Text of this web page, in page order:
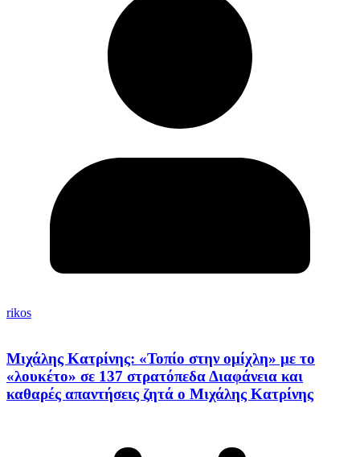
rikos
Μιχάλης Κατρίνης: «Τοπίο στην ομίχλη» με το
«λουκέτο» σε 137 στρατόπεδα Διαφάνεια και
καθαρές απαντήσεις ζητά ο Μιχάλης Κατρίνης